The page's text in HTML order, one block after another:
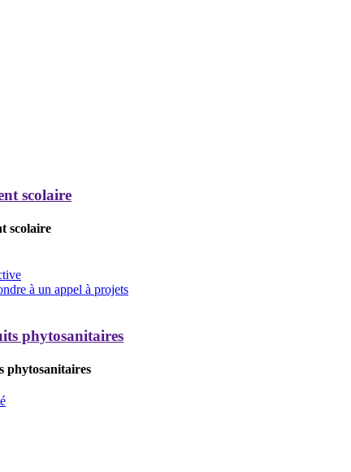
scolaire
scolaire
à un appel à projets
phytosanitaires
phytosanitaires